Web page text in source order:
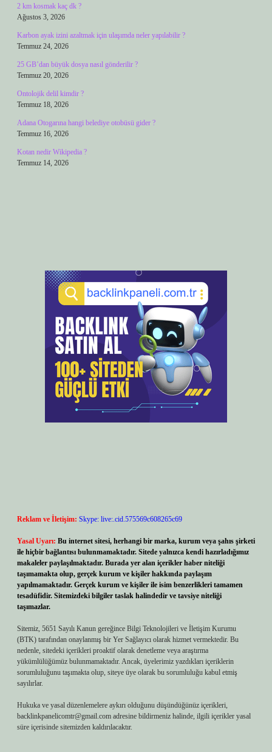
2 km kosmak kaç dk ?
Ağustos 3, 2026
Karbon ayak izini azaltmak için ulaşımda neler yapılabilir ?
Temmuz 24, 2026
25 GB’dan büyük dosya nasıl gönderilir ?
Temmuz 20, 2026
Ontolojik delil kimdir ?
Temmuz 18, 2026
Adana Otogarına hangi belediye otobüsü gider ?
Temmuz 16, 2026
Kotan nedir Wikipedia ?
Temmuz 14, 2026
Reklam ve İletişim: Skype: live:.cid.575569c608265c69
Yasal Uyarı: Bu internet sitesi, herhangi bir marka, kurum veya şahıs şirketi
ile hiçbir bağlantısı bulunmamaktadır. Sitede yalnızca kendi hazırladığımız
makaleler paylaşılmaktadır. Burada yer alan içerikler haber niteliği
taşımamakta olup, gerçek kurum ve kişiler hakkında paylaşım
yapılmamaktadır. Gerçek kurum ve kişiler ile isim benzerlikleri tamamen
tesadüfidir. Sitemizdeki bilgiler taslak halindedir ve tavsiye niteliği
taşımazlar.
Sitemiz, 5651 Sayılı Kanun gereğince Bilgi Teknolojileri ve İletişim Kurumu
(BTK) tarafından onaylanmış bir Yer Sağlayıcı olarak hizmet vermektedir. Bu
nedenle, sitedeki içerikleri proaktif olarak denetleme veya araştırma
yükümlülüğümüz bulunmamaktadır. Ancak, üyelerimiz yazdıkları içeriklerin
sorumluluğunu taşımakta olup, siteye üye olarak bu sorumluluğu kabul etmiş
sayılırlar.
Hukuka ve yasal düzenlemelere aykırı olduğunu düşündüğünüz içerikleri,
backlinkpanelicomtr@gmail.com adresine bildirmeniz halinde, ilgili içerikler yasal
süre içerisinde sitemizden kaldırılacaktır.